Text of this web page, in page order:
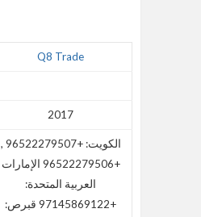
Q8 Trade
2017
الكويت: +96522279507 ,
+96522279506 الإمارات
العربية المتحدة:
+97145869122 قبرص: